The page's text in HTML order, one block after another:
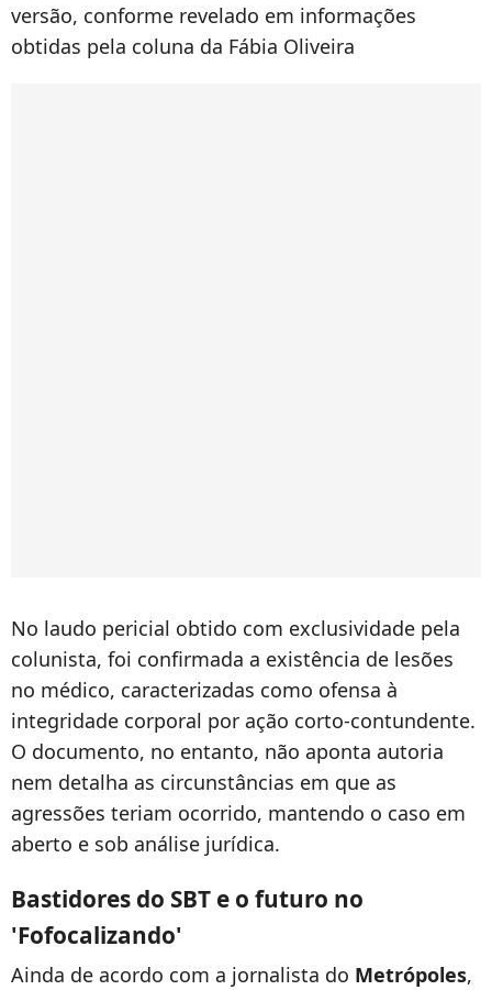
versão, conforme revelado em informações
obtidas pela coluna da Fábia Oliveira
No laudo pericial obtido com exclusividade pela
colunista, foi confirmada a existência de lesões
no médico, caracterizadas como ofensa à
integridade corporal por ação corto-contundente.
O documento, no entanto, não aponta autoria
nem detalha as circunstâncias em que as
agressões teriam ocorrido, mantendo o caso em
aberto e sob análise jurídica.
Bastidores do SBT e o futuro no
'Fofocalizando'
Ainda de acordo com a jornalista do Metrópoles,